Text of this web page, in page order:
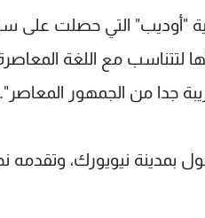
"أوديب" التي حصلت على
لتتناسب مع اللغة
جدا من الجمهور المعاصر".
بمدينة نيويورك، ​وتقدمه